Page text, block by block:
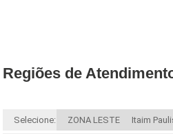
Regiões de
Selecione: ZONA LESTE Itaim